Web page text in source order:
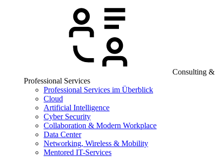
Consulting &
Professional Services
Professional Services im Überblick
Cloud
Artificial Intelligence
Cyber Security
Collaboration & Modern Workplace
Data Center
Networking, Wireless & Mobility
Mentored IT-Services